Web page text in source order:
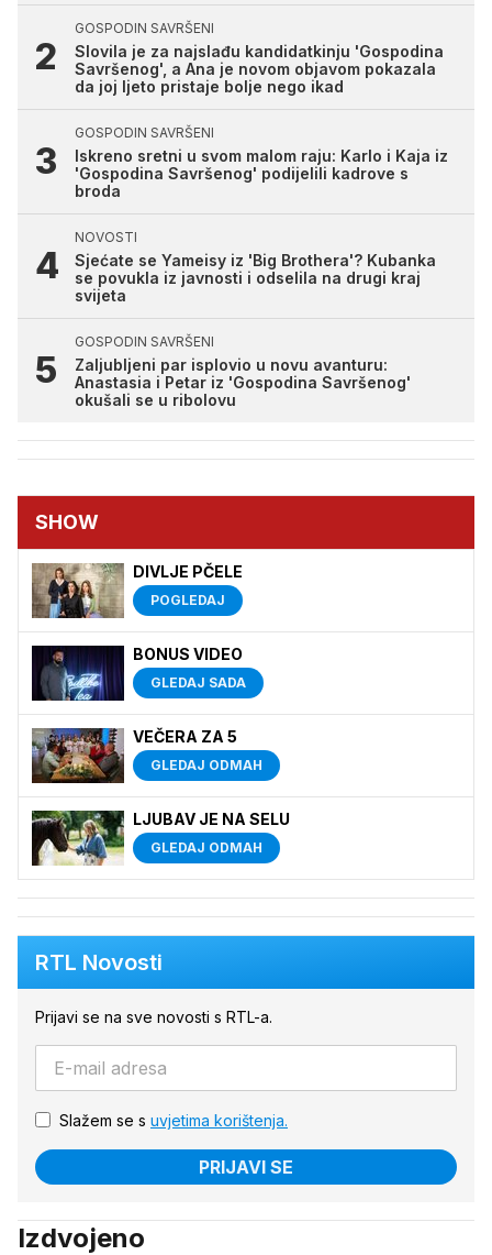
GOSPODIN SAVRŠENI
Slovila je za najslađu kandidatkinju 'Gospodina
Savršenog', a Ana je novom objavom pokazala
da joj ljeto pristaje bolje nego ikad
GOSPODIN SAVRŠENI
Iskreno sretni u svom malom raju: Karlo i Kaja iz
'Gospodina Savršenog' podijelili kadrove s
broda
NOVOSTI
Sjećate se Yameisy iz 'Big Brothera'? Kubanka
se povukla iz javnosti i odselila na drugi kraj
svijeta
GOSPODIN SAVRŠENI
Zaljubljeni par isplovio u novu avanturu:
Anastasia i Petar iz 'Gospodina Savršenog'
okušali se u ribolovu
SHOW
DIVLJE PČELE
POGLEDAJ
BONUS VIDEO
GLEDAJ SADA
VEČERA ZA 5
GLEDAJ ODMAH
LJUBAV JE NA SELU
GLEDAJ ODMAH
RTL Novosti
Prijavi se na sve novosti s RTL-a.
Slažem se s uvjetima korištenja.
PRIJAVI SE
Izdvojeno